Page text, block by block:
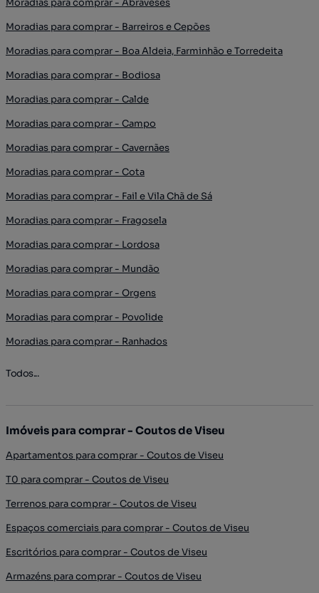
Moradias para comprar - Barreiros e Cepões
Moradias para comprar - Boa Aldeia, Farminhão e Torredeita
Moradias para comprar - Bodiosa
Moradias para comprar - Calde
Moradias para comprar - Campo
Moradias para comprar - Cavernães
Moradias para comprar - Cota
Moradias para comprar - Fail e Vila Chã de Sá
Moradias para comprar - Fragosela
Moradias para comprar - Lordosa
Moradias para comprar - Mundão
Moradias para comprar - Orgens
Moradias para comprar - Povolide
Moradias para comprar - Ranhados
Todos...
Imóveis para comprar - Coutos de Viseu
Apartamentos para comprar - Coutos de Viseu
T0 para comprar - Coutos de Viseu
Terrenos para comprar - Coutos de Viseu
Espaços comerciais para comprar - Coutos de Viseu
Escritórios para comprar - Coutos de Viseu
Armazéns para comprar - Coutos de Viseu